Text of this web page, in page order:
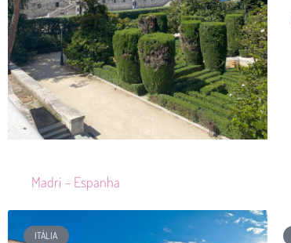
Madri – Espanha
ITÁLIA